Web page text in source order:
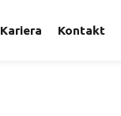
Kariera Kontakt